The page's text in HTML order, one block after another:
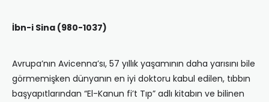
İbn-i Sina (980-1037)
Avrupa’nın Avicenna’sı, 57 yıllık yaşamının daha yarısını bile
görmemişken dünyanın en iyi doktoru kabul edilen, tıbbın
başyapıtlarından “El-Kanun fi’t Tıp” adlı kitabın ve bilinen